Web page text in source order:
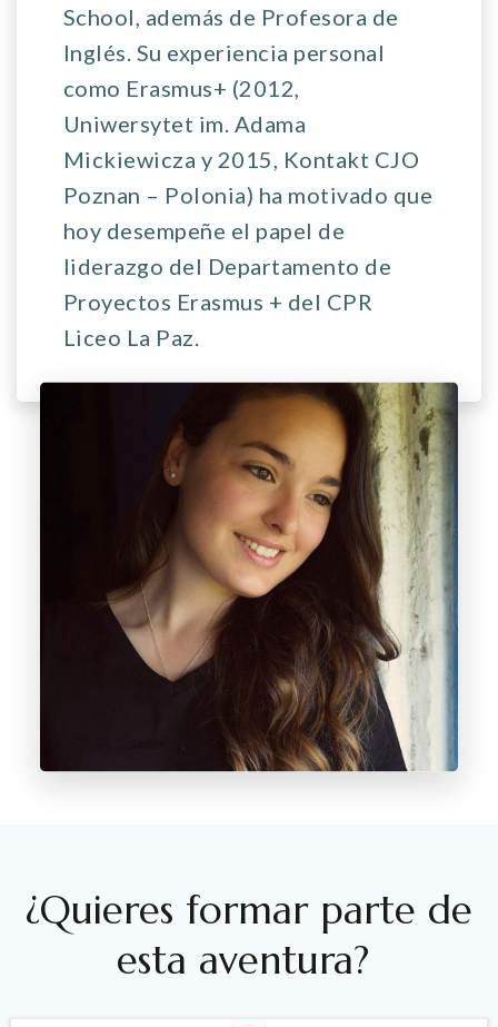
School, además de Profesora de
Inglés. Su experiencia personal
como Erasmus+ (2012,
Uniwersytet im. Adama
Mickiewicza y 2015, Kontakt CJO
Poznan – Polonia) ha motivado que
hoy desempeñe el papel de
liderazgo del Departamento de
Proyectos Erasmus + del CPR
Liceo La Paz.
¿Quieres formar parte de
esta aventura?